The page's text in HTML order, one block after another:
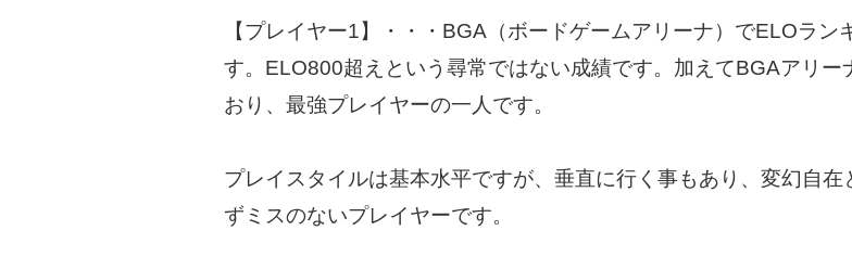
【プレイヤー1】・・・BGA（ボードゲームアリーナ）でELOラ
す。ELO800超えという尋常ではない成績です。加えてBGAアリ
おり、最強プレイヤーの一人です。
プレイスタイルは基本水平ですが、垂直に行く事もあり、変幻自
ずミスのないプレイヤーです。